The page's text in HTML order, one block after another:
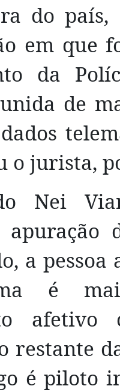
do
em que
da
de
o jurista,
Nei
a
é
restante
é piloto